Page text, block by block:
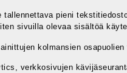
pieni
sivuilla olevaa sisältöä
kolmansien osapuolien
verkkosivujen